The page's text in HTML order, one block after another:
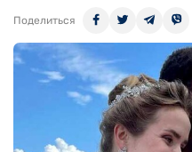
Поделиться